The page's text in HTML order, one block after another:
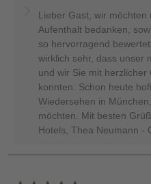
Lieber Gast, wir
Aufenthalt bedanken,
so hervorragend
wirklich sehr, dass unser
und wir Sie mit
konnten. Schon heute
Wiedersehen in
möchten. Mit besten
Hotels, Thea Neumann -